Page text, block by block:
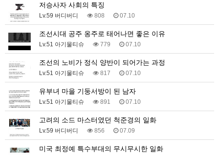
저승사자 사회의 특징
Lv.59 버디버디 808 07.10
조선시대 공주 옹주로 태어나면 좋은 이유
Lv.51 아기물티슈 779 07.10
조선의 노비가 정식 양반이 되어가는 과정
Lv.51 아기물티슈 817 07.10
유부녀 마을 기둥서방이 된 남자
Lv.51 아기물티슈 891 07.10
고려의 소드 마스터였던 척준경의 일화
Lv.59 버디버디 856 07.09
미국 최정예 특수부대의 무시무시한 일화